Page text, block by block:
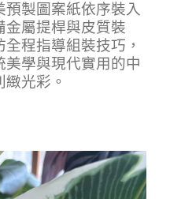
製圖案紙依序裝入
金屬提桿與皮質裝
程指導組裝技巧，
學與現代實用的中
光彩。